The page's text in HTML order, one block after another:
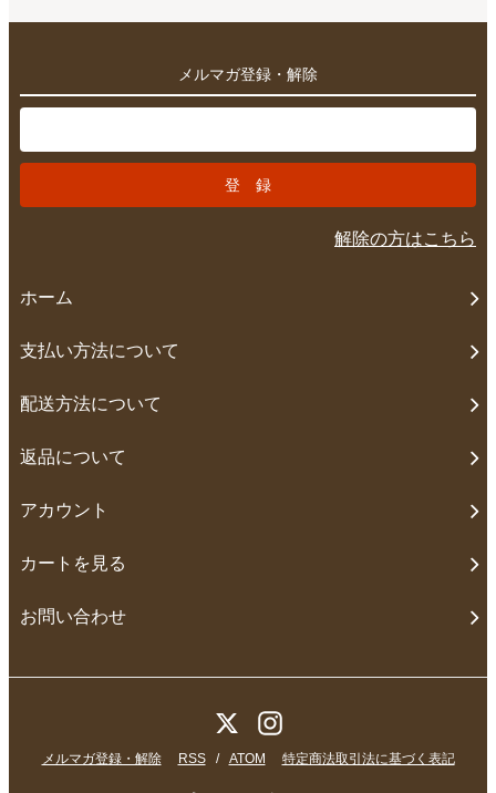
メルマガ登録・解除
解除の方はこちら
ホーム
支払い方法について
配送方法について
返品について
アカウント
カートを見る
お問い合わせ
メルマガ登録・解除 RSS / ATOM 特定商法取引法に基づく表記